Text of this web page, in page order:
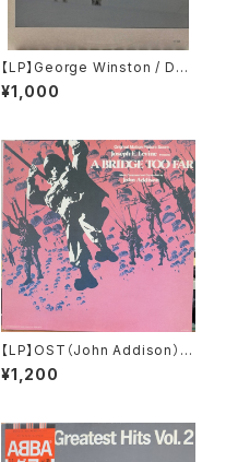
【LP】George Winston / Dec
ember
¥1,000
【LP】OST（John Addison） /
A Bridge Too Far
¥1,200